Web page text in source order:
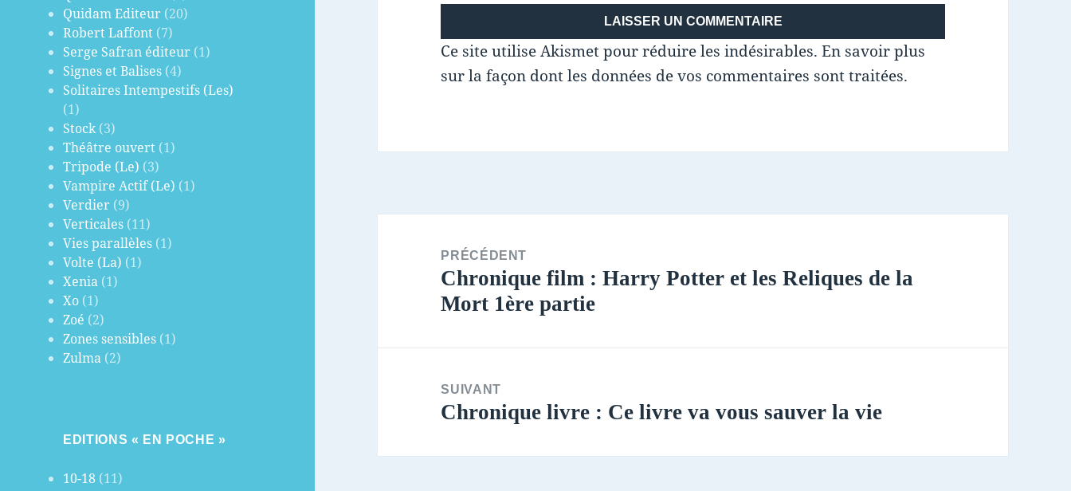
Quidam Editeur (20)
Robert Laffont (7)
Serge Safran éditeur (1)
Signes et Balises (4)
Solitaires Intempestifs (Les)
(1)
Stock(3)
Théâtre ouvert (1)
Tripode (Le) (3)
Vampire Actif (Le) (1)
Verdier (9)
Verticales (11)
Vies parallèles (1)
Volte (La) (1)
Xenia (1)
Xo (1)
Zoé (2)
Zones sensibles (1)
Zulma (2)
EDITIONS « EN POCHE »
10-18 (11)
Ce site utilise Akismet pour réduire les indésirables.En savoir plus
sur la façon dont les données de vos commentaires sont traitées.
PRÉCÉDENT
Article
précédent :
Chronique film : Harry Potter et les Reliques de la
Mort 1ère partie
SUIVANT
Article
Chronique livre : Ce livre va vous sauver la vie